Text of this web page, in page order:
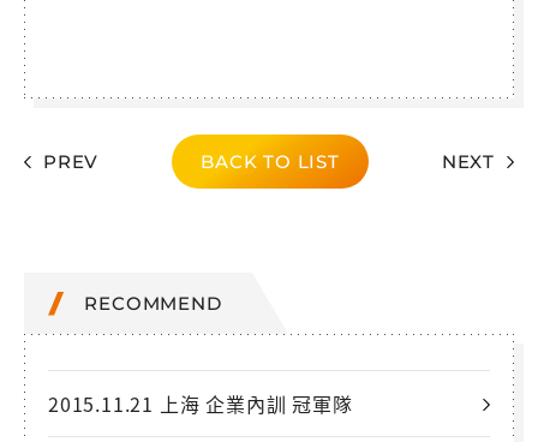
PREV BACK TO LIST NEXT
RECOMMEND
2015.11.21 上海 企業內訓 冠軍隊